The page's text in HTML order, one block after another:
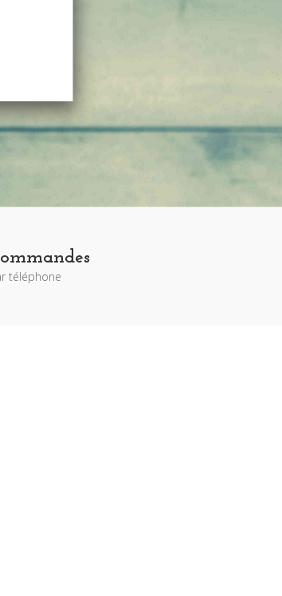
téléphone